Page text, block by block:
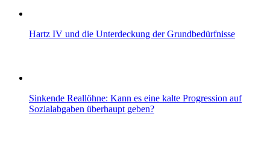
Hartz IV und die Unterdeckung der Grundbedürfnisse
Sinkende Reallöhne: Kann es eine kalte Progression auf
Sozialabgaben überhaupt geben?